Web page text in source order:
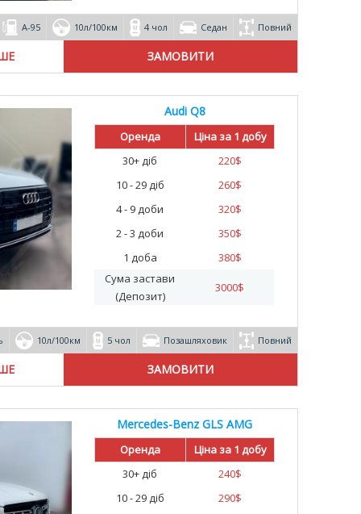
А-95 10л/100км 4 чол Седан Повний
Audi Q8
Оренда
Ціна за 1 добу
30+ діб
220$
10 - 29 діб
260$
4 - 9 доби
320$
2 - 3 доби
350$
1 доба
380$
Сума застави
(Депозит)
3000$
10л/100км 5 чол Позашляховик Повний
Mercedes-Benz GLS AMG
Оренда
Ціна за 1 добу
30+ діб
240$
10 - 29 діб
290$